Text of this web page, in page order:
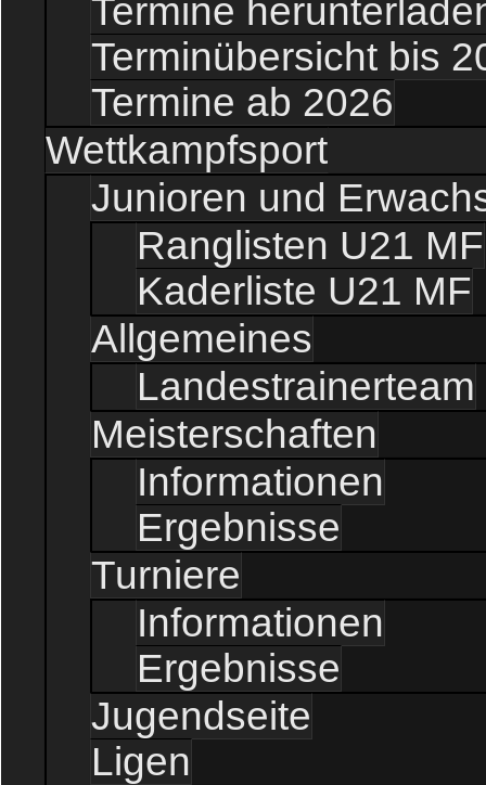
Termine
Terminübersicht bis
Termine ab 2026
Wettkampfsport
Junioren und
Ranglisten U21 MF
Kaderliste U21 MF
Allgemeines
Landestrainerteam
Meisterschaften
Informationen
Ergebnisse
Turniere
Informationen
Ergebnisse
Jugendseite
Ligen